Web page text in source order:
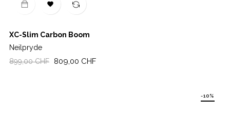

XC-Slim Carbon Boom
Neilpryde
Regulärer
899,00 CHF Preis
809,00 CHF
-10%